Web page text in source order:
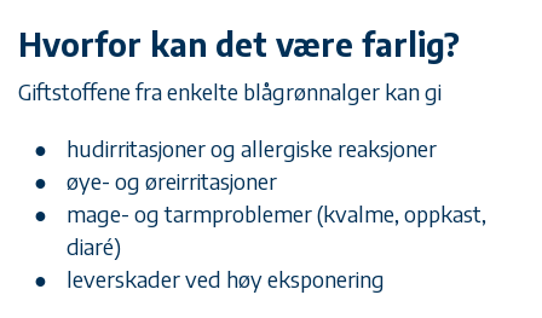
Hvorfor kan det være farlig?
Giftstoffene fra enkelte blågrønnalger kan gi
hudirritasjoner og allergiske reaksjoner
øye- og øreirritasjoner
mage- og tarmproblemer (kvalme, oppkast,
diaré)
leverskader ved høy eksponering